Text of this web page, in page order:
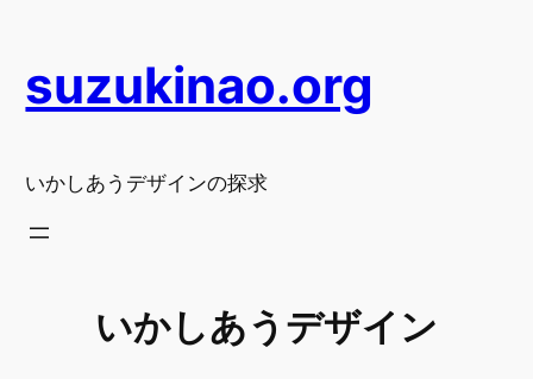
を
ス
ッ
suzukinao.org
いかしあうデザインの探求
いかしあうデザイン